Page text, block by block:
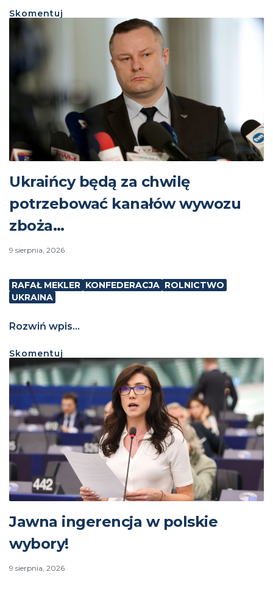
Skomentuj
Ukraińcy będą za chwilę
potrzebować kanałów wywozu
zboża…
9 sierpnia, 2026
RAFAŁ MEKLER KONFEDERACJA ROLNICTWO
UKRAINA
Rozwiń wpis...
Skomentuj
Jawna ingerencja w polskie
wybory!
9 sierpnia, 2026